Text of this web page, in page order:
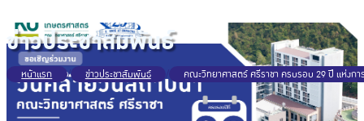
ข่าวประชาสัมพันธ์
หน้าแรก / ข่าวประชาสัมพันธ์ / คณะวิทยาศาสตร์ ศรีราชา ครบรอบ 29 ปี แห่ง